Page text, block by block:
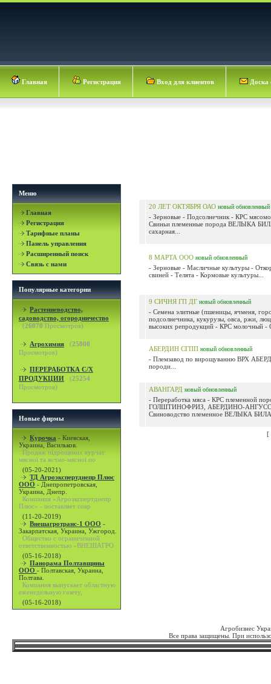
Главная Регистрация Вход для клиентов Доска
Меню
Главная
Регистрация
Тарифные планы
Панель управления
Расширенный поиск
Связь с нами
Популярные категории
Растениеводство,
садоводство, огородничество
(26070 Просмотров)
Агрохимия (25800
Просмотров)
ПЕРЕРАБОТКА С/Х
ПРОДУКЦИИ
(25254
Просмотров)
Новые фирмы
Курочка - Киевская,
Украина, Васильков.
Продаж підрощених курчат
мясної та яєчно-мясної по
(05-20-2021)
ТД Агроэкспертднепр Плюс
ООО - Днепропетровская,
Украина, Днепр.
Компания «Агроэкспертднепр
Плюс» - поставляет совр
(11-20-2019)
Внешагротранс-1 ООО -
Закарпатская, Украина, Ужгород.
Общество с ограниченной
ответственностью «ВНЕШАГРО
(05-16-2018)
Панорама Полтавщины
ООО - Полтавская, Украина,
Полтава.
Компания выпускает областную
еженедельную газету,
(05-16-2018)
20 ЛЕТ ОКТЯБРЯ ОАО новый обновленный
- Зерновые - Подсолнечник - КРС
Свиньи племенные порода ВЕЛЫКА
сахарная...
8 МАРТА ООО новый обновленный
- Зерновые - Масличные культуры -
свиней - Телята - Кормовые культуры...
9 СИЧНЯ ГП ДГ новый обновленный
- Семена элитные (пшеницы, ячменя,
подсолнечника, кукурузы, овса, ржи,
высоких репродукций - КРС молочный -
АБЕРДИН СГПП новый обновленный
- Племзавод по вирощуванню ВРХ
породи...
АВАНГАРД новый обновленный
- Переработка мяса - КРС племенной
ГОЛШТИНОФРИЗ, АБЕРДИНО-
Свиноводство племенное ВЕЛЫКА
[
Агробизнес
Все права защищены. При